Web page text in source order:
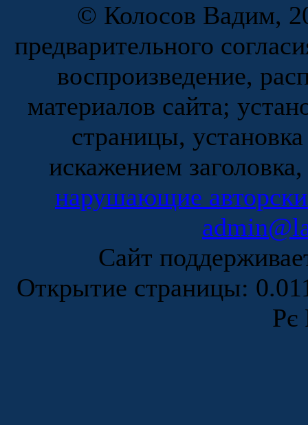
© Колосов Вадим,
предварительного
воспроизведение,
материалов сайта;
страницы,
искажением
нарушающие
Сайт
Открытие страницы:
Рє